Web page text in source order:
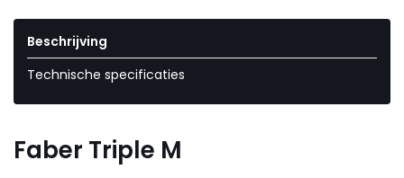
Beschrijving
Technische specificaties
Faber Triple M